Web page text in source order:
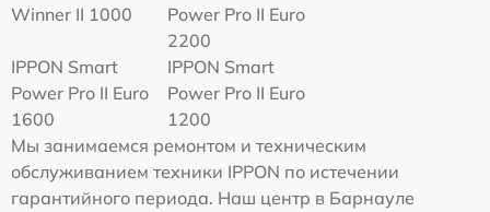
Winner II 1000
Power Pro II Euro
2200
IPPON Smart
Power Pro II Euro
1600
IPPON Smart
Power Pro II Euro
1200
Мы занимаемся ремонтом и техническим
обслуживанием техники IPPON по истечении
гарантийного периода. Наш центр в Барнауле